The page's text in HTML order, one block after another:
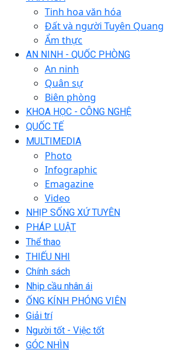
Tinh hoa văn hóa
Đất và người Tuyên Quang
Ẩm thực
AN NINH - QUỐC PHÒNG
An ninh
Quân sự
Biên phòng
KHOA HỌC - CÔNG NGHỆ
QUỐC TẾ
MULTIMEDIA
Photo
Infographic
Emagazine
Video
NHỊP SỐNG XỨ TUYÊN
PHÁP LUẬT
Thể thao
THIẾU NHI
Chính sách
Nhịp cầu nhân ái
ỐNG KÍNH PHÓNG VIÊN
Giải trí
Người tốt - Việc tốt
GÓC NHÌN